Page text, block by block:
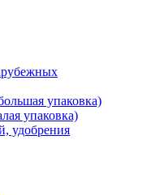
упаковка)
упаковка)
удобрения